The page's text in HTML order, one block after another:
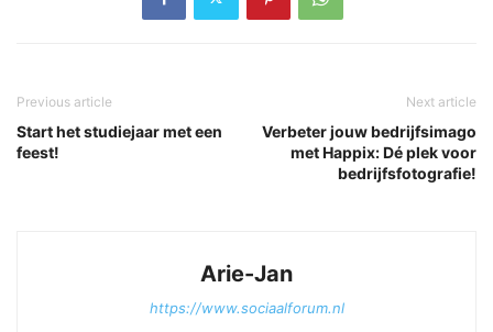
Previous article
Start het studiejaar met een
feest!
Next article
Verbeter jouw bedrijfsimago
met Happix: Dé plek voor
bedrijfsfotografie!
Arie-Jan
https://www.sociaalforum.nl